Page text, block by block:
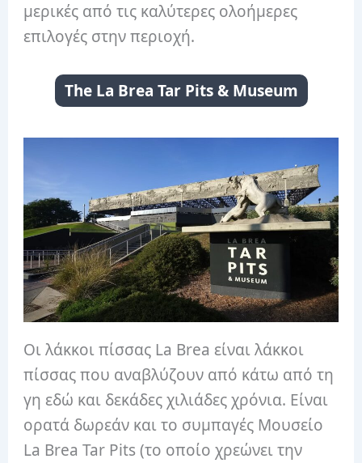
μερικές από τις καλύτερες ολοήμερες
επιλογές στην περιοχή.
The La Brea Tar Pits & Museum
Οι λάκκοι πίσσας La Brea είναι λάκκοι
πίσσας που αναβλύζουν από κάτω από τη
γη εδώ και δεκάδες χιλιάδες χρόνια. Είναι
ορατά δωρεάν και το συμπαγές Μουσείο
La Brea Tar Pits (το οποίο χρεώνει την